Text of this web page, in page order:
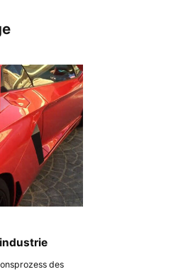
des